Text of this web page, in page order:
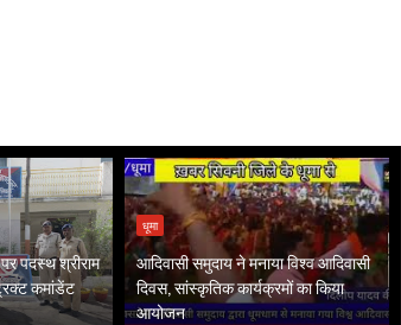
पदस्थ श्रीराम
कमांडेंट
धूमा
आदिवासी समुदाय ने मनाया विश्व आदिवासी
दिवस, सांस्कृतिक कार्यक्रमों का किया
आयोजन